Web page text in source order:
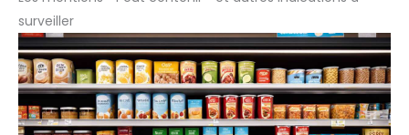
surveiller